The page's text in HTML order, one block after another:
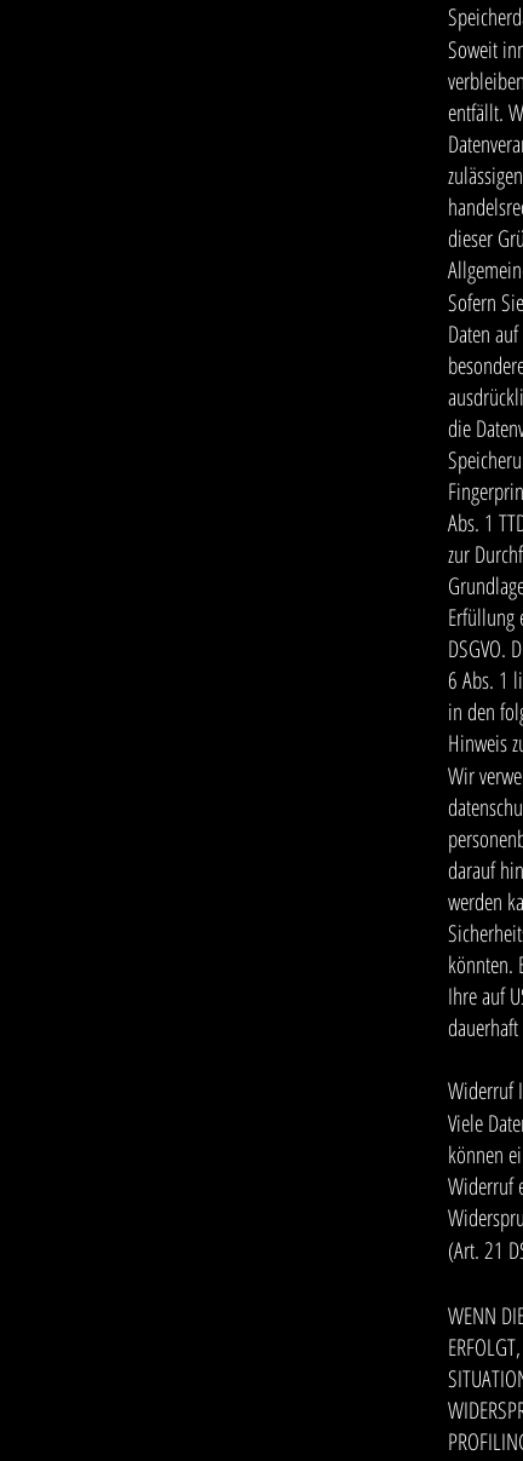
Soweit
entfällt.
dieser
Sofern
Daten
die
Abs. 1
zur
Erfüllung
DSGVO.
6 Abs. 1
in den
Hinweis
Wir
darauf
werden
könnten.
Ihre auf
Widerruf
Viele
können
Widerruf
(Art. 21
WENN